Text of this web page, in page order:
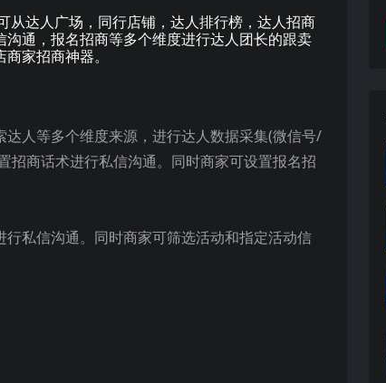
达人广场，同行店铺，达人排行榜，达人招商
通，报名招商等多个维度进行达人团长的跟卖
家招商神器。
人等多个维度来源，进行达人数据采集(微信号/
商话术进行私信沟通。同时商家可设置报名招
私信沟通。同时商家可筛选活动和指定活动信